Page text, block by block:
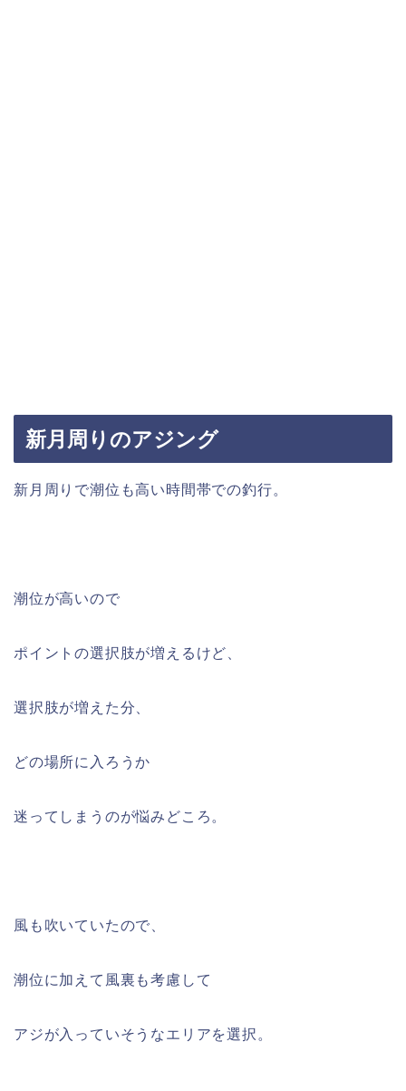
新月周りのアジング
新月周りで潮位も高い時間帯での釣行。
潮位が高いので
ポイントの選択肢が増えるけど、
選択肢が増えた分、
どの場所に入ろうか
迷ってしまうのが悩みどころ。
風も吹いていたので、
潮位に加えて風裏も考慮して
アジが入っていそうなエリアを選択。